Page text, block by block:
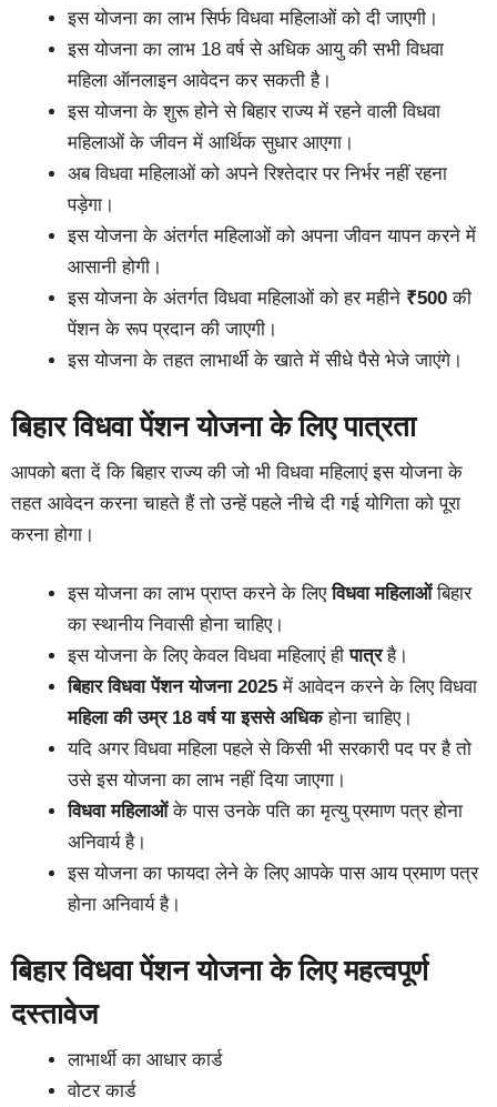
इस योजना का लाभ सिर्फ विधवा महिलाओं को दी जाएगी।
इस योजना का लाभ 18 वर्ष से अधिक आयु की सभी विधवा
महिला ऑनलाइन आवेदन कर सकती है।
इस योजना के शुरू होने से बिहार राज्य में रहने वाली विधवा
महिलाओं के जीवन में आर्थिक सुधार आएगा।
अब विधवा महिलाओं को अपने रिश्तेदार पर निर्भर नहीं रहना
पड़ेगा।
इस योजना के अंतर्गत महिलाओं को अपना जीवन यापन करने में
आसानी होगी।
इस योजना के अंतर्गत विधवा महिलाओं को हर महीने ₹500 की
पेंशन के रूप प्रदान की जाएगी।
इस योजना के तहत लाभार्थी के खाते में सीधे पैसे भेजे जाएंगे।
बिहार विधवा पेंशन योजना के लिए पात्रता
आपको बता दें कि बिहार राज्य की जो भी विधवा महिलाएं इस योजना के
तहत आवेदन करना चाहते हैं तो उन्हें पहले नीचे दी गई योगिता को पूरा
करना होगा।
इस योजना का लाभ प्राप्त करने के लिएविधवा महिलाओंबिहार
का स्थानीय निवासी होना चाहिए।
इस योजना के लिए केवल विधवा महिलाएं हीपात्रहै।
बिहार विधवा पेंशन योजना 2025 में आवेदन करने के लिए विधवा
महिला की उम्र 18 वर्ष या इससे अधिकहोना चाहिए।
यदि अगर विधवा महिला पहले से किसी भी सरकारी पद पर है तो
उसे इस योजना का लाभ नहीं दिया जाएगा।
विधवा महिलाओंके पास उनके पति का मृत्यु प्रमाण पत्र होना
अनिवार्य है।
इस योजना का फायदा लेने के लिए आपके पास आय प्रमाण पत्र
होना अनिवार्य है।
बिहार विधवा पेंशन योजना के लिए महत्वपूर्ण
दस्तावेज
लाभार्थी का आधार कार्ड
वोटर कार्ड